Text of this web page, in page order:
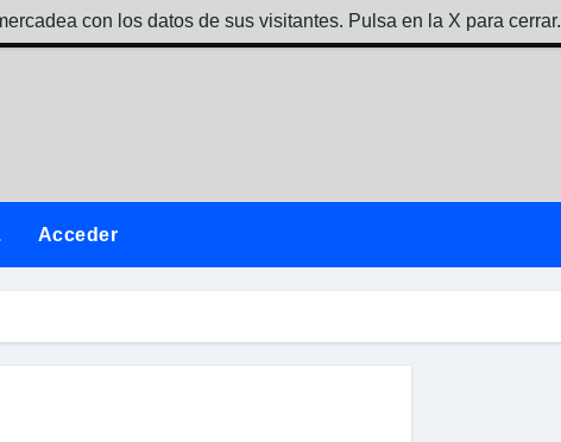
Acceder
con los datos de sus visitantes. Pulsa en la X para cerrar.